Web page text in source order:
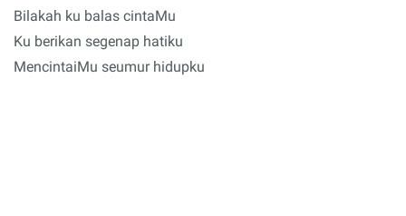
Bilakah ku balas cintaMu
Ku berikan segenap hatiku
MencintaiMu seumur hidupku